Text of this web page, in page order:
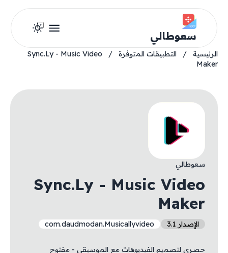
سعوطالي
الرئيسية / التطبيقات المتوفرة /
Sync.Ly - Music Video
Maker
سعوطالي
Sync.Ly - Music Video
Maker
الإصدار 3.1 com.daudmodan.Musicallyvideo
حصري لتصميم الفيديوهات مع الموسيقى - مفتوح